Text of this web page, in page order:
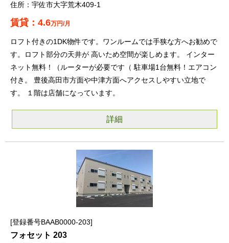
宇佐市大字荒木409-1
4.6万円/月
ロフト付きの1DK物件です。ワンルームでは手狭な方へお勧めで
す。ロフト部分の天井が 高いため空間が楽しめます。 インター
ネット無料！（ルーターが必要です（ 駐車場1台無料！エアコン
付き。 豊後高田市方面や中津方面へアクセスしやすい立地で
す。 １階は店舗になっています。
詳細
登録番号BAAB0000-203
フォセット 203